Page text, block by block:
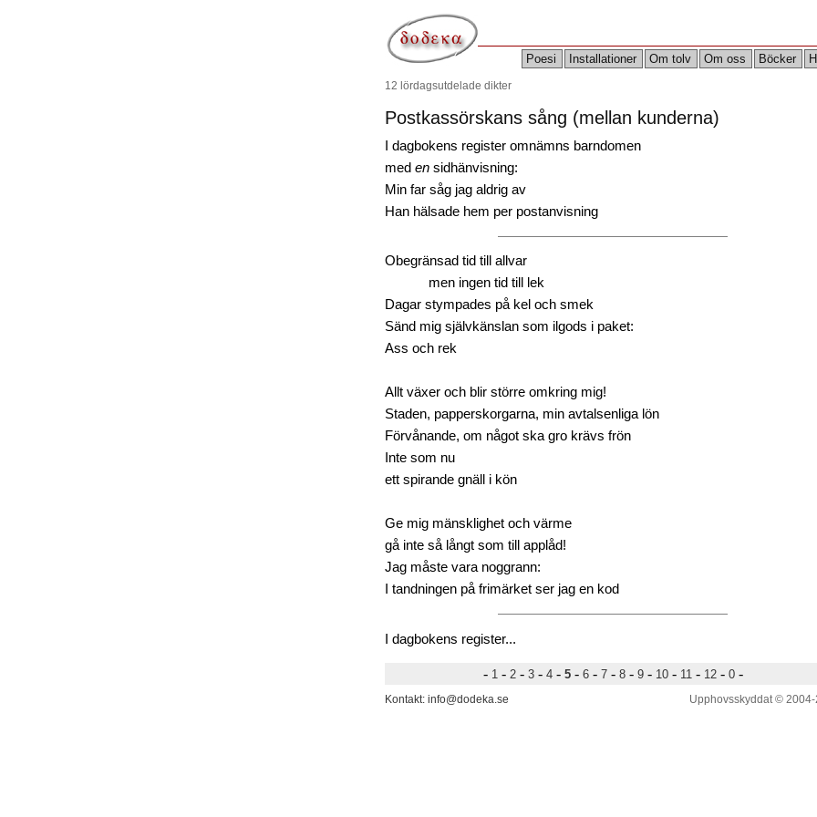
Poesi Installationer Om tolv Om oss Böcker
12 lördagsutdelade dikter
Postkassörskans sång (mellan kunderna)
I dagbokens register omnämns barndomen
med en sidhänvisning:
Min far såg jag aldrig av
Han hälsade hem per postanvisning
Obegränsad tid till allvar
men ingen tid till lek
Dagar stympades på kel och smek
Sänd mig självkänslan som ilgods i paket:
Ass och rek
Allt växer och blir större omkring mig!
Staden, papperskorgarna, min avtalsenliga lön
Förvånande, om något ska gro krävs frön
Inte som nu
ett spirande gnäll i kön
Ge mig mänsklighet och värme
gå inte så långt som till applåd!
Jag måste vara noggrann:
I tandningen på frimärket ser jag en kod
I dagbokens register...
-1 -2 -3 -4 - 5 -6 -7 -8 -9 -10 -11 -12 -0 -
Kontakt: info@dodeka.se Upphovsskyddat ©